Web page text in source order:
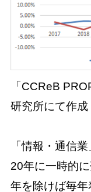
「CCReB
研究所にて作成
「情報・通信
20年に一時的
年を除けば毎